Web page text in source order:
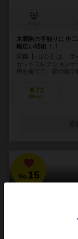
木製駒の手触りに 中
幅広い戦術 ！！
雷轟【-山吹-】は… ポ
セットコレクション
塔を建てて、雷の術
73
興味あり
No.15